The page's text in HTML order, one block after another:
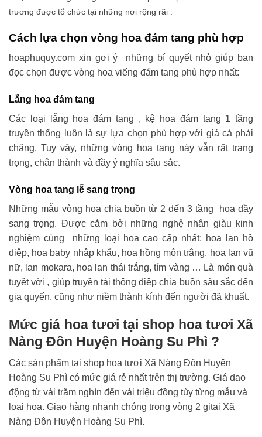
trương được tổ chức tại những nơi rộng rãi .
Cách lựa chọn vòng hoa đám tang phù hợp
hoaphuquy.com xin gợi ý những bí quyết nhỏ giúp bạn
đọc chọn được vòng hoa viếng đám tang phù hợp nhất:
Lẵng hoa đám tang
Các loại lẵng hoa đám tang , kệ hoa đám tang 1 tầng
truyền thống luôn là sự lựa chọn phù hợp với giá cả phải
chăng. Tuy vậy, những vòng hoa tang này vẫn rất trang
trọng, chân thành và đầy ý nghĩa sâu sắc.
Vòng hoa tang lễ sang trọng
Những mẫu vòng hoa chia buồn từ 2 đến 3 tầng hoa đầy
sang trọng. Được cắm bởi những nghệ nhân giàu kinh
nghiệm cùng những loại hoa cao cấp nhất: hoa lan hồ
điệp, hoa baby nhập khẩu, hoa hồng môn trắng, hoa lan vũ
nữ, lan mokara, hoa lan thái trắng, tím vàng … Là món quà
tuyệt vời , giúp truyền tải thông điệp chia buồn sâu sắc đến
gia quyến, cũng như niềm thành kính đến người đã khuất.
Mức giá hoa tươi tại shop hoa tươi Xã
Nàng Đôn Huyện Hoàng Su Phì ?
Các sản phẩm tại shop hoa tươi Xã Nàng Đôn Huyện
Hoàng Su Phì có mức giá rẻ nhất trên thị trường. Giá dao
động từ vài trăm nghìn đến vài triệu đồng tùy từng mẫu và
loại hoa. Giao hàng nhanh chóng trong vòng 2 gitại Xã
Nàng Đôn Huyện Hoàng Su Phì.